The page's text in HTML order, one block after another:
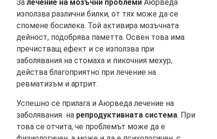
Залечение на мозъчни проблеми Аюрведа
използва различни билки, от тях може да се
спомене босилека. Той активира мозъчната
дейност, подобрява паметта. Освен това има
пречистващ ефект и се използва при
заболявания на стомаха и пикочния мехур,
действа благоприятно при лечение на
ревматизъм и артрит.
Успешно се прилага и Аюрведа лечение на
заболявания на репродуктивната система. При
това се отчита, че проблемът може да е